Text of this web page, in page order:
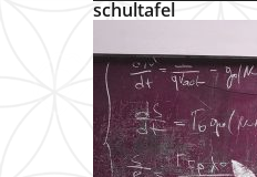
schultafel